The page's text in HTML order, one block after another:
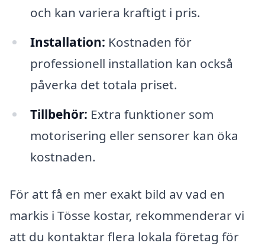
och kan variera kraftigt i pris.
Installation: Kostnaden för
professionell installation kan också
påverka det totala priset.
Tillbehör: Extra funktioner som
motorisering eller sensorer kan öka
kostnaden.
För att få en mer exakt bild av vad en
markis i Tösse kostar, rekommenderar vi
att du kontaktar flera lokala företag för